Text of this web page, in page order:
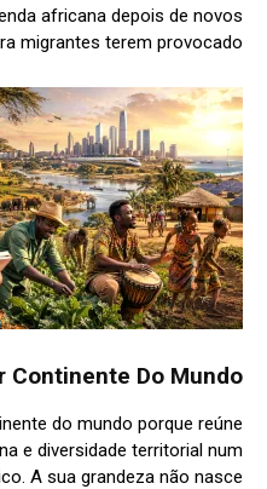
africana depois de novos
migrantes terem provocado
Continente Do Mundo
do mundo porque reúne
e diversidade territorial num
A sua grandeza não nasce